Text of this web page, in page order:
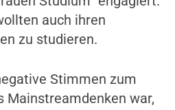
auch ihren
zu studieren.
Stimmen zum
Mainstreamdenken war,